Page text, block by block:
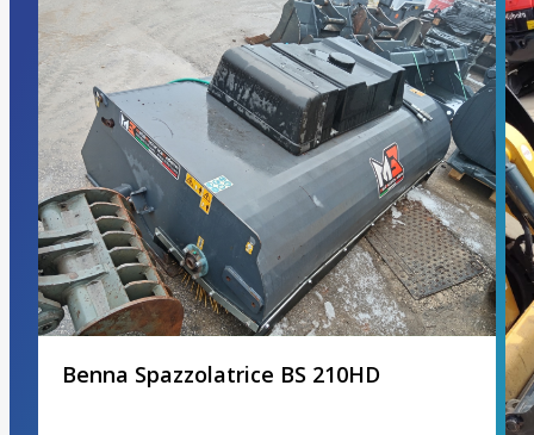
Benna Spazzolatrice BS 210HD